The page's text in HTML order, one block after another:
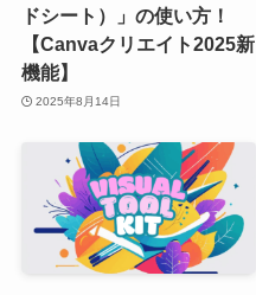
ドシート）」の使い方！
【Canvaクリエイト2025新
機能】
2025年8月14日